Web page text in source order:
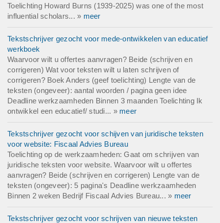
Toelichting Howard Burns (1939-2025) was one of the most
influential scholars... » meer
Tekstschrijver gezocht voor mede-ontwikkelen van educatief
werkboek
Waarvoor wilt u offertes aanvragen? Beide (schrijven en
corrigeren) Wat voor teksten wilt u laten schrijven of
corrigeren? Boek Anders (geef toelichting) Lengte van de
teksten (ongeveer): aantal woorden / pagina geen idee
Deadline werkzaamheden Binnen 3 maanden Toelichting Ik
ontwikkel een educatief/ studi... » meer
Tekstschrijver gezocht voor schijven van juridische teksten
voor website: Fiscaal Advies Bureau
Toelichting op de werkzaamheden: Gaat om schrijven van
juridische teksten voor website. Waarvoor wilt u offertes
aanvragen? Beide (schrijven en corrigeren) Lengte van de
teksten (ongeveer): 5 pagina's Deadline werkzaamheden
Binnen 2 weken Bedrijf Fiscaal Advies Bureau... » meer
Tekstschrijver gezocht voor schrijven van nieuwe teksten